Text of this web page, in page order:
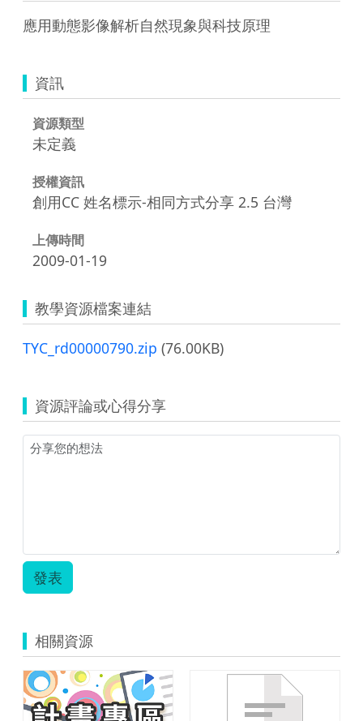
應用動態影像解析自然現象與科技原理
資訊
資源類型
未定義
授權資訊
創用CC 姓名標示-相同方式分享 2.5 台灣
上傳時間
2009-01-19
教學資源檔案連結
TYC_rd00000790.zip (76.00KB)
資源評論或心得分享
發表
相關資源